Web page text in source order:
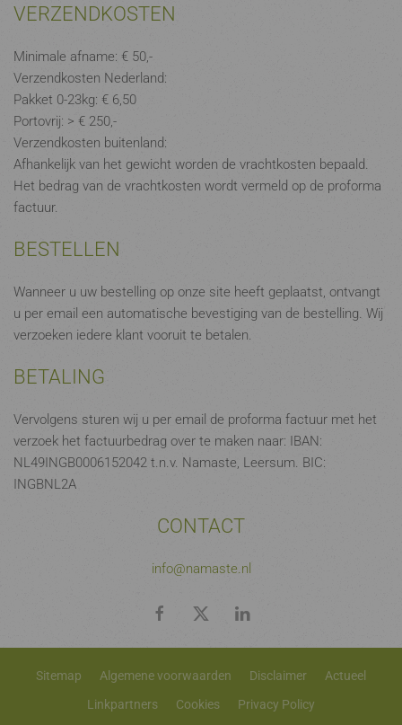
VERZENDKOSTEN
Minimale afname: € 50,-
Verzendkosten Nederland:
Pakket 0-23kg: € 6,50
Portovrij: > € 250,-
Verzendkosten buitenland:
Afhankelijk van het gewicht worden de vrachtkosten bepaald.
Het bedrag van de vrachtkosten wordt vermeld op de proforma
factuur.
BESTELLEN
Wanneer u uw bestelling op onze site heeft geplaatst, ontvangt
u per email een automatische bevestiging van de bestelling. Wij
verzoeken iedere klant vooruit te betalen.
BETALING
Vervolgens sturen wij u per email de proforma factuur met het
verzoek het factuurbedrag over te maken naar: IBAN:
NL49INGB0006152042 t.n.v. Namaste, Leersum. BIC:
INGBNL2A
CONTACT
info@namaste.nl
Sitemap Algemene voorwaarden Disclaimer
Actueel
Linkpartners
Cookies Privacy Policy